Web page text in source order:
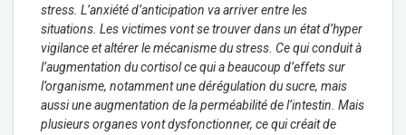
stress. L’anxiété d’anticipation va arriver entre les
situations. Les victimes vont se trouver dans un état d’hyper
vigilance et altérer le mécanisme du stress. Ce qui conduit à
l’augmentation du cortisol ce qui a beaucoup d’effets sur
l’organisme, notamment une dérégulation du sucre, mais
aussi une augmentation de la perméabilité de l’intestin. Mais
plusieurs organes vont dysfonctionner, ce qui créait de